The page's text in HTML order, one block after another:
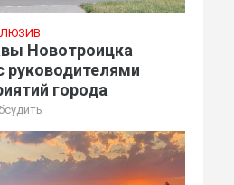
Новотроицка
руководителями
города